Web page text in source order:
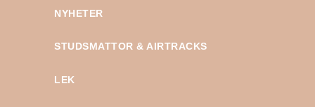
NYHETER
STUDSMATTOR & AIRTRACKS
LEK